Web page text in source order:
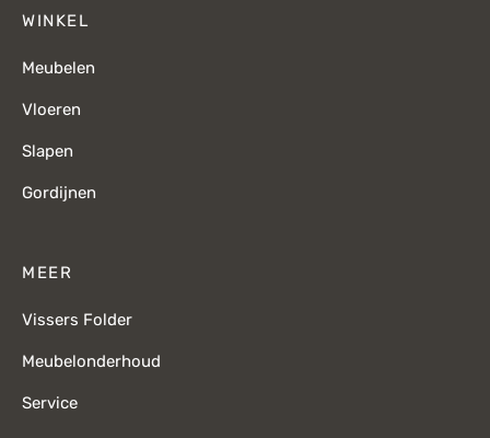
WINKEL
Meubelen
Vloeren
Slapen
Gordijnen
MEER
Vissers Folder
Meubelonderhoud
Service